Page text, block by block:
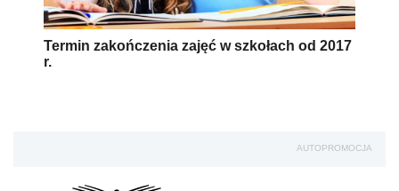
Termin zakończenia zajęć w szkołach od 2017
r.
AUTOPROMOCJA